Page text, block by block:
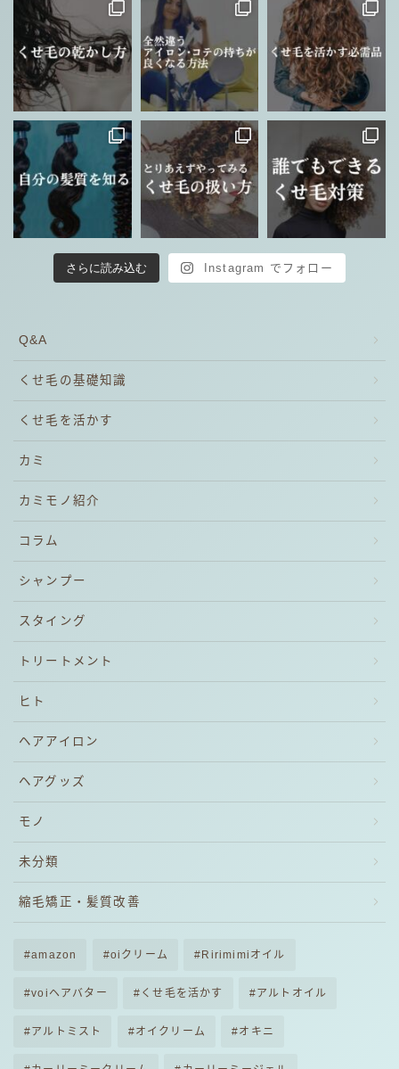
さらに読み込む Instagram でフォロー
Q&A
くせ毛の基礎知識
くせ毛を活かす
カミ
カミモノ紹介
コラム
シャンプー
スタイング
トリートメント
ヒト
ヘアアイロン
ヘアグッズ
モノ
未分類
縮毛矯正・髪質改善
amazon oiクリーム Ririmimiオイル
voiヘアバター くせ毛を活かす アルトオイル
アルトミスト オイクリーム オキニ